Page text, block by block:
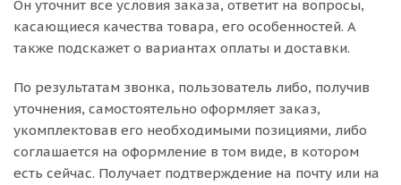
Он уточнит все условия заказа, ответит на вопросы,
касающиеся качества товара, его особенностей. А
также подскажет о вариантах оплаты и доставки.
По результатам звонка, пользователь либо, получив
уточнения, самостоятельно оформляет заказ,
укомплектовав его необходимыми позициями, либо
соглашается на оформление в том виде, в котором
есть сейчас. Получает подтверждение на почту или на